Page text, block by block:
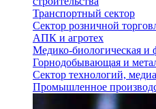
Транспортный сектор
Сектор розничной
АПК и агротех
Медико-биологическая и
Горнодобывающая и
Сектор технологий,
Промышленное